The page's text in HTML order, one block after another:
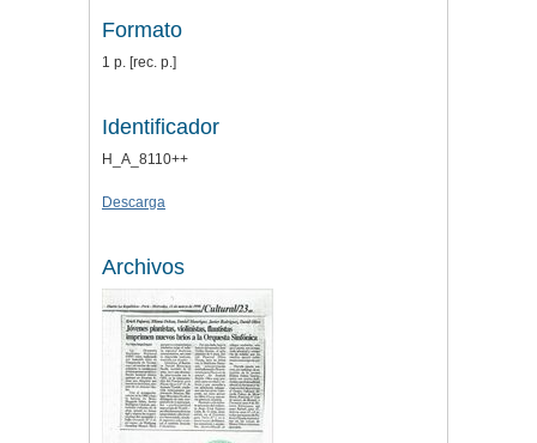
Formato
1 p. [rec. p.]
Identificador
H_A_8110++
Descarga
Archivos